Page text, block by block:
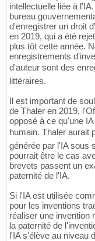
intellectuelle liée à
bureau
d'enregistrer un droit
en 2019, qui a été
plus tôt cette année.
enregistrements
d'auteur sont des
littéraires.
Il est important de
de Thaler en 2019,
opposé à ce qu'une
humain. Thaler aurait
générée par l'IA sous
pourrait être le cas
brevets passent un
paternité de l'IA.
Si l'IA est utilisée
pour les inventions
réaliser une invention
la paternité de
l'IA s'élève au niveau